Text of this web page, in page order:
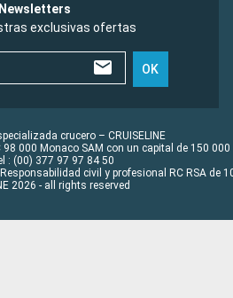
Newsletters
exclusivas ofertas
OK
crucero – CRUISELINE
000 Monaco SAM con un capital de 150 000
: (00) 377 97 97 84 50
civil y profesional RC RSA de
2026 - all rights reserved